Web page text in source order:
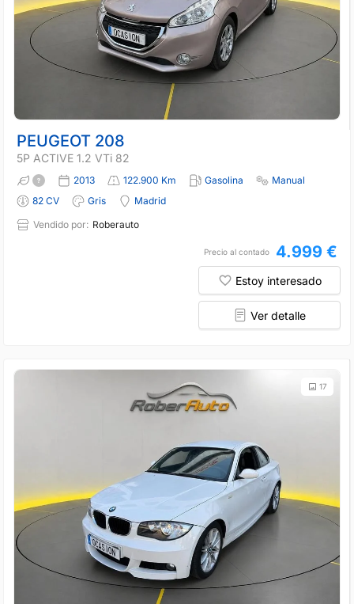
PEUGEOT 208
5P ACTIVE 1.2 VTi 82
2013 122.900 Km Gasolina
Manual
82 CV
Gris
Madrid
Vendido por: Roberauto
Precio al contado 4.999 €
Estoy interesado
Ver detalle
17